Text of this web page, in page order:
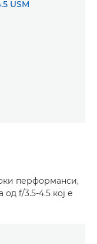
перформанси,
f/3.5-4.5 кој е